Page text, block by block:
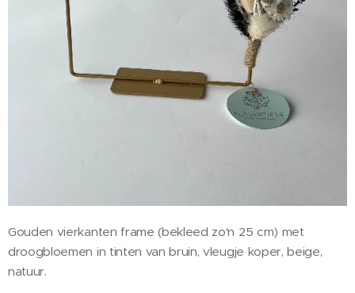
Gouden vierkanten frame (bekleed zo'n 25 cm) met
droogbloemen in tinten van bruin, vleugje koper, beige,
natuur.